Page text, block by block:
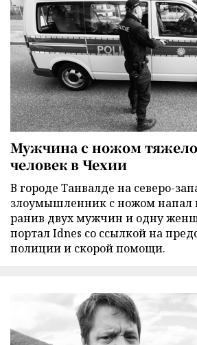
Мужчина с ножом
человек в Чехии
В городе Танвалде на северо-
злоумышленник с ножом напал
ранив двух мужчин и одну
портал Idnes со ссылкой на
полиции и скорой помощи.